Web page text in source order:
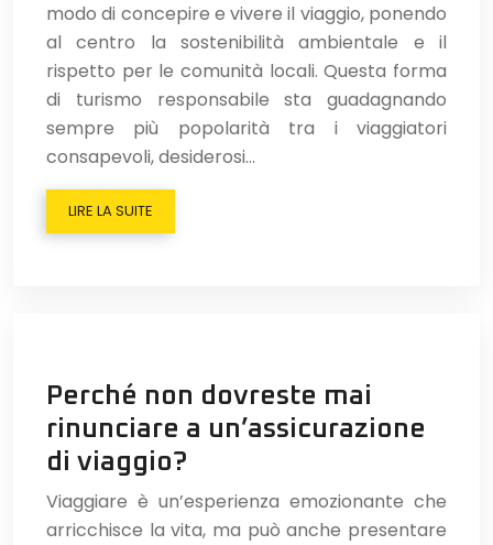
modo di concepire e vivere il viaggio, ponendo
al centro la sostenibilità ambientale e il
rispetto per le comunità locali. Questa forma
di turismo responsabile sta guadagnando
sempre più popolarità tra i viaggiatori
consapevoli, desiderosi…
LIRE LA SUITE
Perché non dovreste mai
rinunciare a un’assicurazione
di viaggio?
Viaggiare è un’esperienza emozionante che
arricchisce la vita, ma può anche presentare